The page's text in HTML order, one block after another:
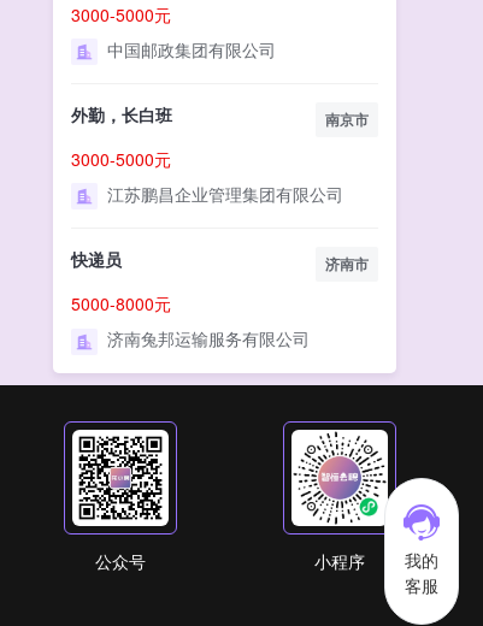
我的
客服
3000-5000元
中国邮政集团有限公司
外勤，长白班 南京市
3000-5000元
江苏鹏昌企业管理集团有限公司
快递员 济南市
5000-8000元
济南兔邦运输服务有限公司
公众号 小程序